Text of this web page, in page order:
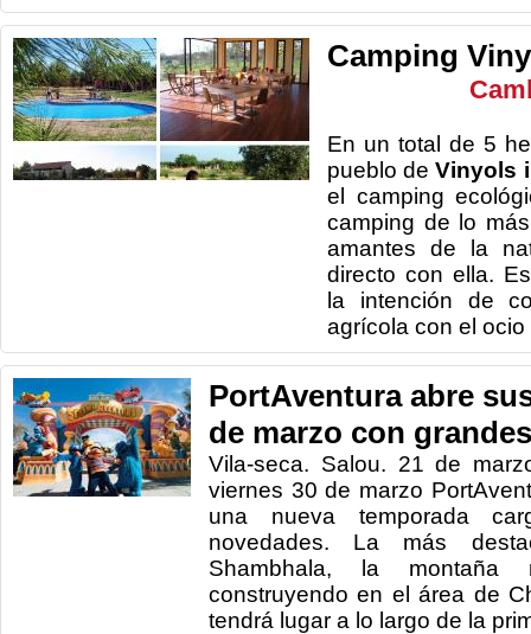
Camping
En un total de 5
pueblo deVinyols
el camping
camping de lo
amantes de la
directo con ella.
la intención de
agrícola con el ocio
PortAventura abre
de marzo con
Vila-seca. Salou. 21 de
viernes 30 de marzo
una nueva temporada
novedades. La más
Shambhala, la
construyendo en el área de
tendrá lugar a lo largo de la